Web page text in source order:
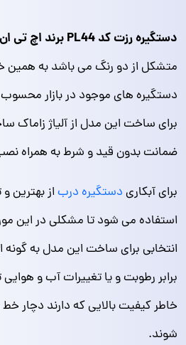
دستگیره رزت کد PL44 برند اچ تی ان
متشکل از دو رنگ می باشد به همین
دستگیره‌ های موجود در بازار
ضمانت بدون قید و شرط به همراه
برای آبکاریدستگیره درباز
استفاده می شود تا مشکلی در این
انتخابی برای ساخت این مدل به
برابر رطوبت و یا تغییرات آب و
خاطر کیفیت بالایی که دارند دچار
شوند.